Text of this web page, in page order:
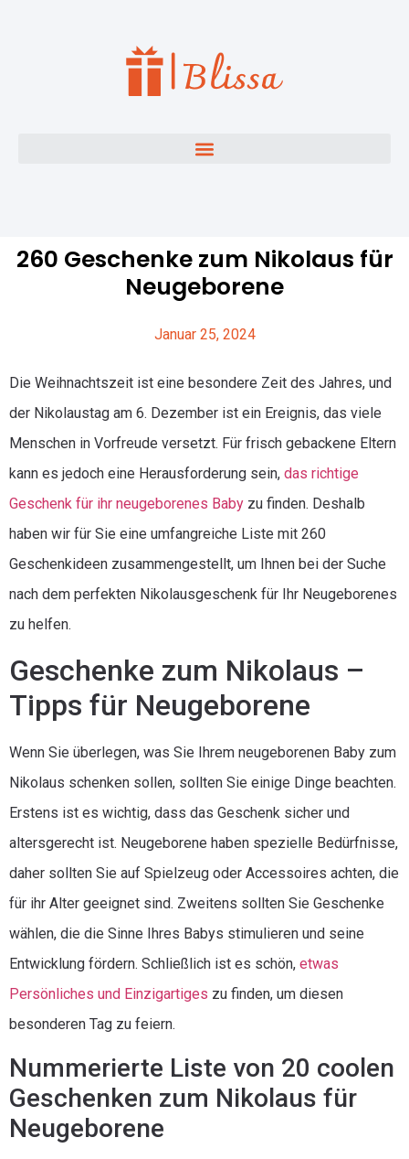
260 Geschenke zum Nikolaus für
Neugeborene
Januar 25, 2024
Die Weihnachtszeit ist eine besondere Zeit des Jahres, und
der Nikolaustag am 6. Dezember ist ein Ereignis, das viele
Menschen in Vorfreude versetzt. Für frisch gebackene Eltern
kann es jedoch eine Herausforderung sein, das richtige
Geschenk für ihr neugeborenes Baby zu finden. Deshalb
haben wir für Sie eine umfangreiche Liste mit 260
Geschenkideen zusammengestellt, um Ihnen bei der Suche
nach dem perfekten Nikolausgeschenk für Ihr Neugeborenes
zu helfen.
Geschenke zum Nikolaus –
Tipps für Neugeborene
Wenn Sie überlegen, was Sie Ihrem neugeborenen Baby zum
Nikolaus schenken sollen, sollten Sie einige Dinge beachten.
Erstens ist es wichtig, dass das Geschenk sicher und
altersgerecht ist. Neugeborene haben spezielle Bedürfnisse,
daher sollten Sie auf Spielzeug oder Accessoires achten, die
für ihr Alter geeignet sind. Zweitens sollten Sie Geschenke
wählen, die die Sinne Ihres Babys stimulieren und seine
Entwicklung fördern. Schließlich ist es schön, etwas
Persönliches und Einzigartiges zu finden, um diesen
besonderen Tag zu feiern.
Nummerierte Liste von 20 coolen
Geschenken zum Nikolaus für
Neugeborene